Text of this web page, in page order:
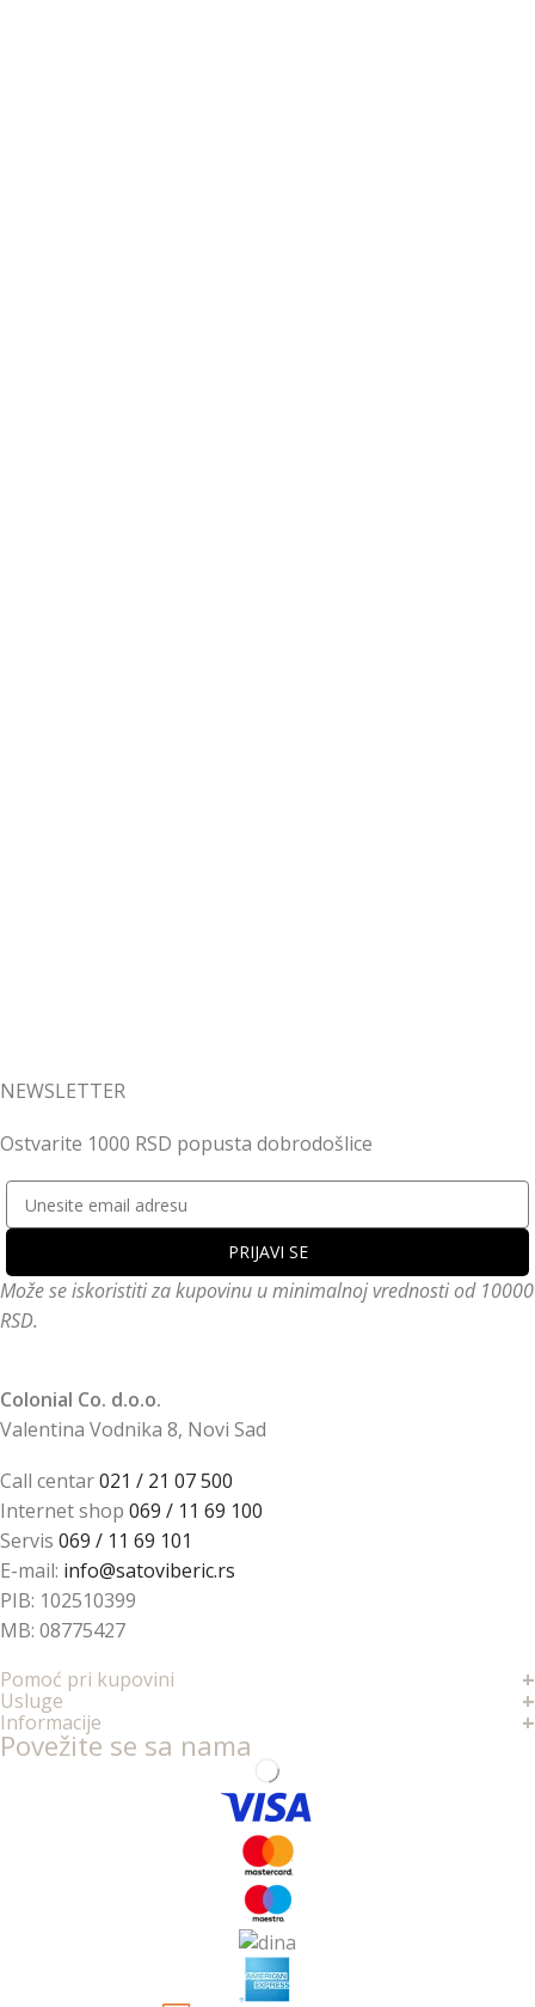
NEWSLETTER
Ostvarite 1000 RSD popusta dobrodošlice
Može se iskoristiti za kupovinu u minimalnoj vrednosti od 10000
RSD.
Colonial Co. d.o.o.
Valentina Vodnika 8, Novi Sad
Call centar021 / 21 07 500
Internet shop 069 / 11 69 100
Servis 069 / 11 69 101
E-mail: info@satoviberic.rs
PIB: 102510399
MB: 08775427
Pomoć pri kupovini
+
Usluge +
Informacije +
Povežite se sa nama